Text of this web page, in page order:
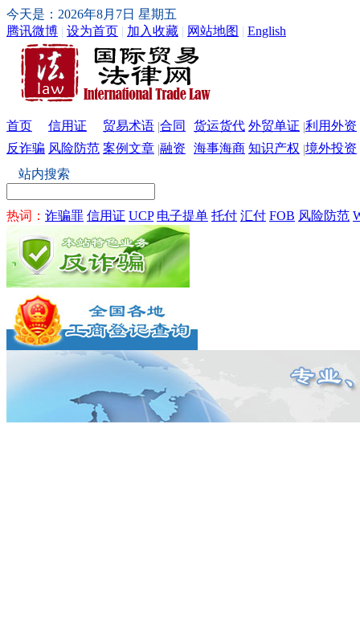
今天是：2026年8月7日 星期五
腾讯微博 | 设为首页 | 加入收藏 | 网站地图 | English
首页 信用证 贸易术语 |合同 货运货代 外贸单证 |利用外资
反诈骗 风险防范 案例文章 |融资 海事海商 知识产权 |境外投资
站内搜索
热词： 诈骗罪 信用证 UCP 电子提单 托付 汇付 FOB 风险防范